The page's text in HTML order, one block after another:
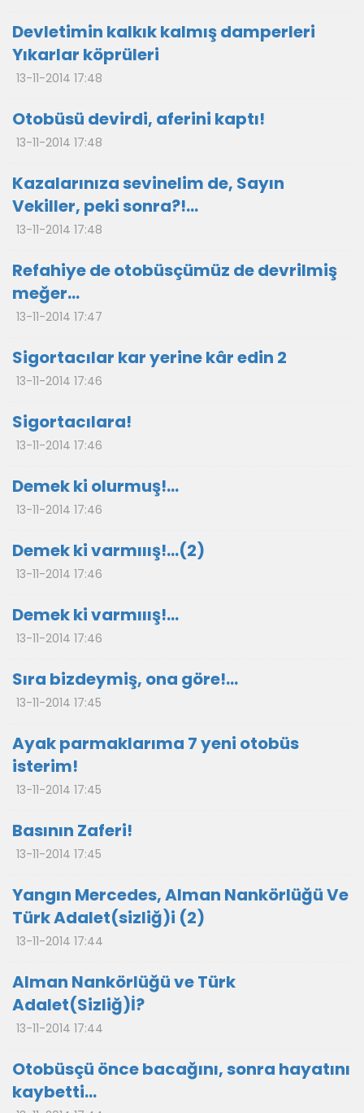
Devletimin kalkık kalmış damperleri
Yıkarlar köprüleri
13-11-2014 17:48
Otobüsü devirdi, aferini kaptı!
13-11-2014 17:48
Kazalarınıza sevinelim de, Sayın
Vekiller, peki sonra?!...
13-11-2014 17:48
Refahiye de otobüsçümüz de devrilmiş
meğer…
13-11-2014 17:47
Sigortacılar kar yerine kâr edin 2
13-11-2014 17:46
Sigortacılara!
13-11-2014 17:46
Demek ki olurmuş!...
13-11-2014 17:46
Demek ki varmııış!…(2)
13-11-2014 17:46
Demek ki varmııış!…
13-11-2014 17:46
Sıra bizdeymiş, ona göre!...
13-11-2014 17:45
Ayak parmaklarıma 7 yeni otobüs
isterim!
13-11-2014 17:45
Basının Zaferi!
13-11-2014 17:45
Yangın Mercedes, Alman Nankörlüğü Ve
Türk Adalet(sizliğ)i (2)
13-11-2014 17:44
Alman Nankörlüğü ve Türk
Adalet(Sizliğ)İ?
13-11-2014 17:44
Otobüsçü önce bacağını, sonra hayatını
kaybetti…